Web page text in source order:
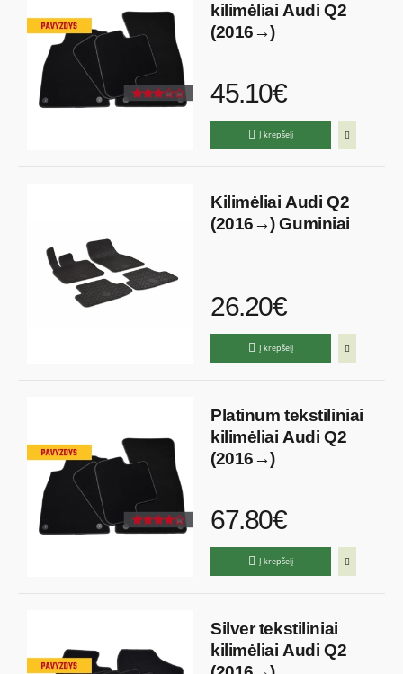
kilimėliai Audi Q2
(2016→)
45.10€
Į krepšelį
Kilimėliai Audi Q2
(2016→) Guminiai
26.20€
Į krepšelį
Platinum tekstiliniai
kilimėliai Audi Q2
(2016→)
67.80€
Į krepšelį
Silver tekstiliniai
kilimėliai Audi Q2